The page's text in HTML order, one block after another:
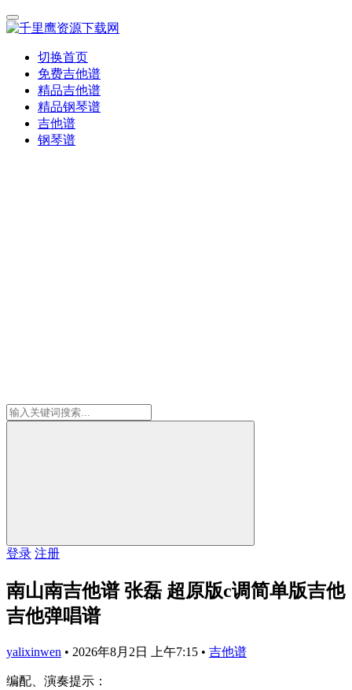
切换首页
免费吉他谱
精品吉他谱
精品钢琴谱
吉他谱
钢琴谱
登录 注册
南山南吉他谱 张磊 超原版c调简单版吉他
吉他弹唱谱
yalixinwen • 2026年8月2日 上午7:15 • 吉他谱
编配、演奏提示：